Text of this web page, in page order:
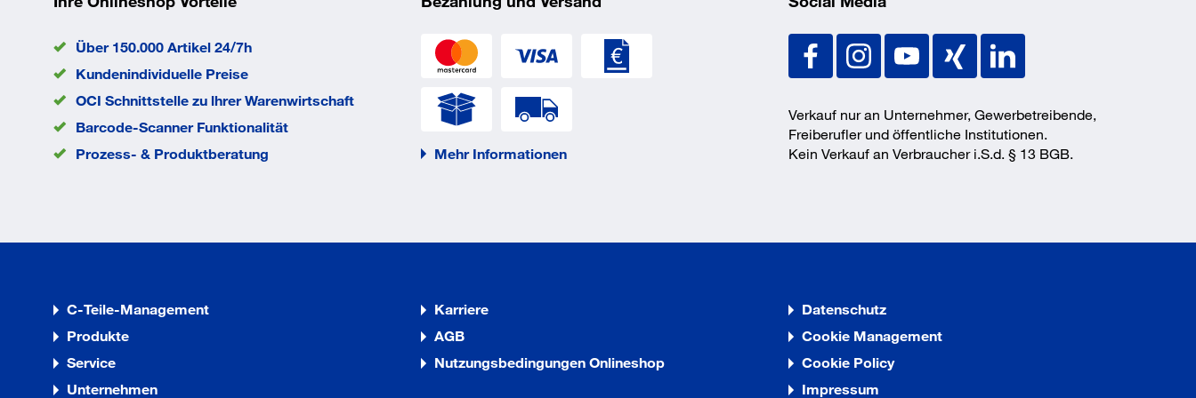
Über 150.000 Artikel 24/7h
Kundenindividuelle Preise
OCI Schnittstelle zu lhrer Warenwirtschaft
Barcode-Scanner Funktionalität
Prozess- & Produktberatung
Mehr Informationen
Verkauf nur an Unternehmer, Gewerbetreibende,
Freiberufler und öffentliche Institutionen.
Kein Verkauf an Verbraucher i.S.d. § 13 BGB.
C-Teile-Management
Produkte
Service
Unternehmen
Karriere
AGB
Nutzungsbedingungen Onlineshop
Datenschutz
Cookie Management
Cookie Policy
Impressum